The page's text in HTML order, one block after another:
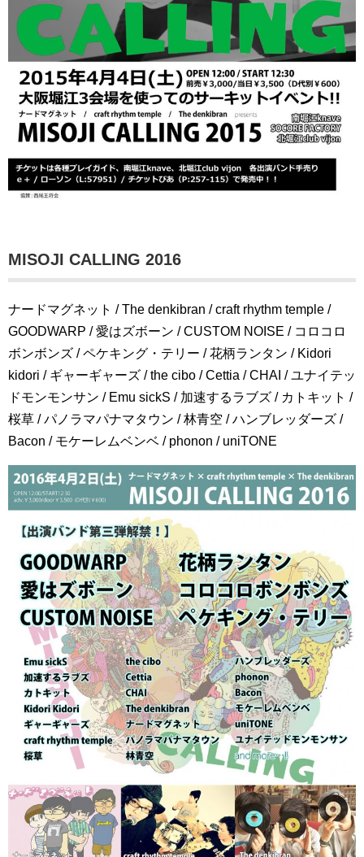
MISOJI CALLING 2016
ナードマグネット / The denkibran / craft rhythm temple /
GOODWARP / 愛はズボーン / CUSTOM NOISE / コロコロ
ボンボンズ / ペケキング・テリー / 花柄ランタン / Kidori
kidori / ギャーギャーズ / the cibo / Cettia / CHAI / ユナイテッ
ドモンモンサン / Emu sickS / 加速するラブズ / カトキット /
桜草 / パノラマパナマタウン / 林青空 / ハンブレッダーズ /
Bacon / モケーレムベンベ / phonon / uniTONE